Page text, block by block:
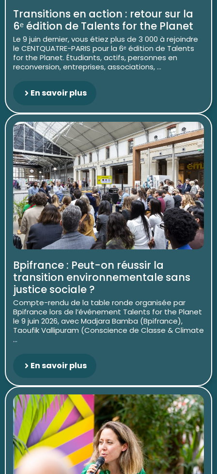
Transitions en action : retour sur la
6ᵉ édition de Talents for the Planet
Le 9 juin dernier, vous étiez plus de 3 000 à rejoindre
le CENTQUATRE-PARIS pour la 6ᵉ édition de Talents
for the Planet. Étudiants, actifs, personnes en
reconversion, entreprises, associations, ...
En savoir plus
Bpifrance : Peut-on réussir la
transition environnementale sans
justice sociale ?
Compte-rendu de la table ronde organisée par
Bpifrance lors de l’événement Talents for the Planet
le 9 juin 2026, avec Madjara Bamba (Bpifrance),
Taoufik Vallipuram (Conscience de Classe & Climate
...
En savoir plus